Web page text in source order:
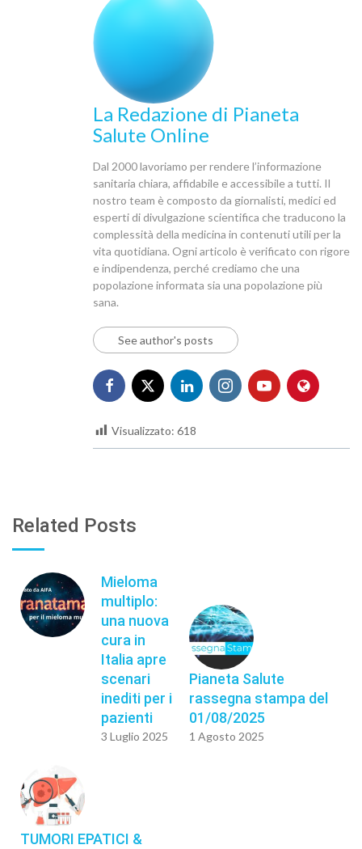
La Redazione di Pianeta
Salute Online
Dal 2000 lavoriamo per rendere l’informazione
sanitaria chiara, affidabile e accessibile a tutti. Il
nostro team è composto da giornalisti, medici ed
esperti di divulgazione scientifica che traducono la
complessità della medicina in contenuti utili per la
vita quotidiana. Ogni articolo è verificato con rigore
e indipendenza, perché crediamo che una
popolazione informata sia una popolazione più
sana.
See author's posts
Visualizzato: 618
Related Posts
Mieloma
multiplo:
una nuova
cura in
Italia apre
scenari
inediti per i
pazienti
3 Luglio 2025
Pianeta Salute
rassegna stampa del
01/08/2025
1 Agosto 2025
TUMORI EPATICI &